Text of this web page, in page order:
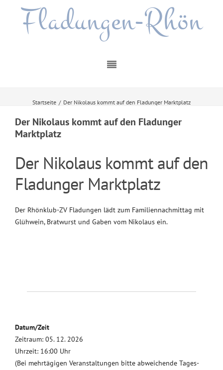
Fladungen-Rhön
Startseite / Der Nikolaus kommt auf den Fladunger Marktplatz
Der Nikolaus kommt auf den Fladunger
Marktplatz
Der Nikolaus kommt auf den
Fladunger Marktplatz
Der Rhönklub-ZV Fladungen lädt zum Familiennachmittag mit
Glühwein, Bratwurst und Gaben vom Nikolaus ein.
Datum/Zeit
Zeitraum: 05. 12. 2026
Uhrzeit: 16:00 Uhr
(Bei mehrtägigen Veranstaltungen bitte abweichende Tages-